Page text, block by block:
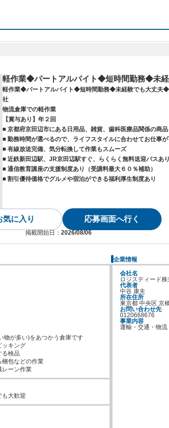
軽作業◆パートアルバイト◆短時間勤務◆未
軽作業◆パートアルバイト◆短時間勤務◆未経験でも大丈夫◆
社
物流倉庫での軽作業
【賞与あり】年２回
■ 京都府京田辺市にある日用品、雑貨、歯科医療品関係の商
■ 勤務時間が選べるので、ライフスタイルに合わせてお仕事
■ 有線放送完備、気分転換して作業もスムーズ
■ 近鉄新田辺駅、JR京田辺駅すぐ、らくらく無料送迎バスあり
■ 通信教育講座の支援制度あり（受講料最大６０％補助）
■ 割引優待価格でグルメや宿泊ができる福利厚生制度あり
気に入り 応募画面へ行く
掲載開始日： 2026/08/06
が多い)をあつかう倉庫です
キング
検品
包などの作業
ーン作業
も大歓迎
企業情報
会社名
ロジスティード株
代表者
中谷 康夫
所在住所
東京都 中央区 京
お問い合わせ先
0120668676
事業内容
運輸・交通・物流